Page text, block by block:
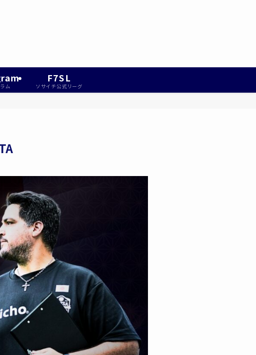
ム
F7SL
ソサイチ公式リーグ